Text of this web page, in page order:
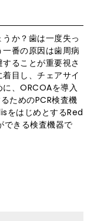
か？歯は一度失っ
番の原因は歯周病
ることが重要視さ
目し、チェアサイ
に、ORCOAを導入
ためのPCR検査機
をはじめとするRed
きる検査機器で